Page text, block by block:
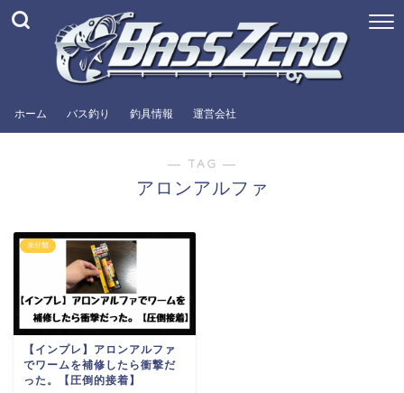
ホーム バス釣り 釣具情報 運営会社
― TAG ―
アロンアルファ
未分類
【インプレ】アロンアルファ
でワームを補修したら衝撃だ
った。【圧倒的接着】